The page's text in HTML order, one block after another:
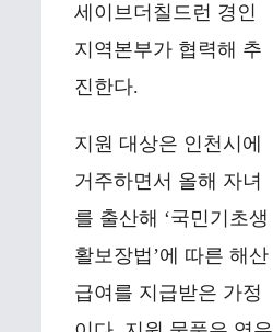
세이브더칠드런 경인
지역본부가 협력해 추
진한다.
지원 대상은 인천시에
거주하면서 올해 자녀
를 출산해 ‘국민기초생
활보장법’에 따른 해산
급여를 지급받은 가정